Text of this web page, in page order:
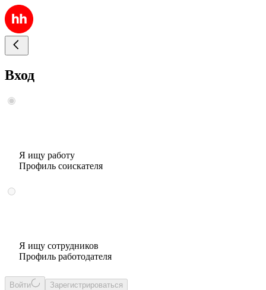
Вход
Я ищу работу
Профиль соискателя
Я ищу сотрудников
Профиль работодателя
Войти Зарегистрироваться